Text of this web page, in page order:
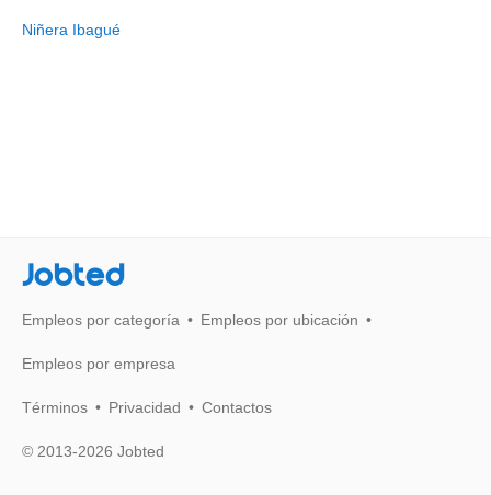
Niñera Ibagué
Jobted
Empleos por categoría Empleos por ubicación
Empleos por empresa
Términos Privacidad Contactos
© 2013-2026 Jobted